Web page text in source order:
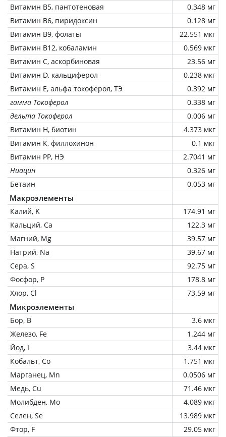
Витамин В5, пантотеновая
0.348 мг
Витамин В6, пиридоксин
0.128 мг
Витамин В9, фолаты
22.551 мкг
Витамин В12, кобаламин
0.569 мкг
Витамин C, аскорбиновая
23.56 мг
Витамин D, кальциферол
0.238 мкг
Витамин Е, альфа токоферол, ТЭ
0.392 мг
гамма Токоферол
0.338 мг
дельта Токоферол
0.006 мг
Витамин Н, биотин
4.373 мкг
Витамин К, филлохинон
0.1 мкг
Витамин РР, НЭ
2.7041 мг
Ниацин
0.326 мг
Бетаин
0.053 мг
Макроэлементы
Калий, K
174.91 мг
Кальций, Ca
122.3 мг
Магний, Mg
39.57 мг
Натрий, Na
39.67 мг
Сера, S
92.75 мг
Фосфор, P
178.8 мг
Хлор, Cl
73.59 мг
Микроэлементы
Бор, B
3.6 мкг
Железо, Fe
1.244 мг
Йод, I
3.44 мкг
Кобальт, Co
1.751 мкг
Марганец, Mn
0.0506 мг
Медь, Cu
71.46 мкг
Молибден, Mo
4.089 мкг
Селен, Se
13.989 мкг
Фтор, F
29.05 мкг